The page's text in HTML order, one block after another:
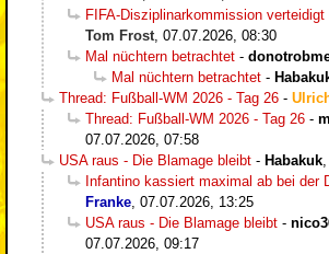
FIFA-Disziplinarkommission
Tom Frost 07.07.2026, 08:30
Mal nüchtern betrachtet -
Mal nüchtern betrachtet -
Thread: Fußball-WM 2026 - Tag 26 -
Thread: Fußball-WM 2026 - Tag 26 -
07.07.2026, 07:58
USA raus - Die Blamage bleibt - Habakuk
Infantino kassiert maximal ab bei der
Franke 07.07.2026, 13:25
USA raus - Die Blamage bleibt -
07.07.2026, 09:17